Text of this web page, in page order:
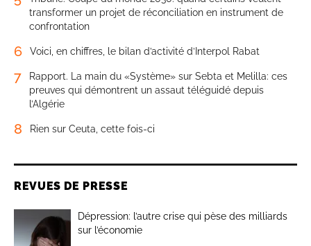
transformer un projet de réconciliation en instrument de
confrontation
6 Voici, en chiffres, le bilan d’activité d’Interpol Rabat
7
Rapport. La main du «Système» sur Sebta et Melilla: ces
preuves qui démontrent un assaut téléguidé depuis
l’Algérie
8 Rien sur Ceuta, cette fois-ci
REVUES DE PRESSE
Dépression: l’autre crise qui pèse des milliards
sur l’économie